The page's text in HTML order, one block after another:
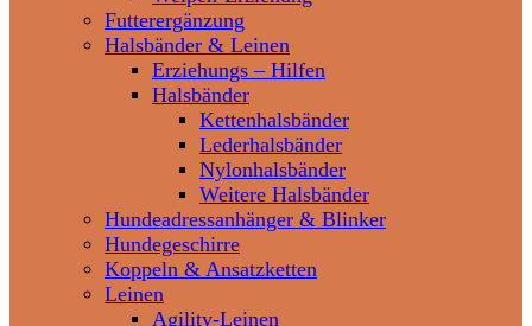
Futterergänzung
Halsbänder & Leinen
Erziehungs – Hilfen
Halsbänder
Kettenhalsbänder
Lederhalsbänder
Nylonhalsbänder
Weitere Halsbänder
Hundeadressanhänger & Blinker
Hundegeschirre
Koppeln & Ansatzketten
Leinen
Agility-Leinen